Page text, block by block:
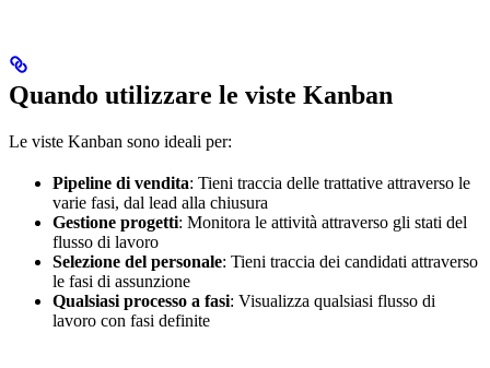
Quando utilizzare le viste Kanban
Le viste Kanban sono ideali per:
Pipeline di vendita: Tieni traccia delle trattative attraverso le
varie fasi, dal lead alla chiusura
Gestione progetti: Monitora le attività attraverso gli stati del
flusso di lavoro
Selezione del personale: Tieni traccia dei candidati attraverso
le fasi di assunzione
Qualsiasi processo a fasi: Visualizza qualsiasi flusso di
lavoro con fasi definite